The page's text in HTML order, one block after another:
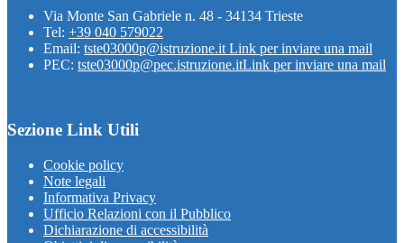
Via Monte San Gabriele n. 48 - 34134 Trieste
Tel: +39 040 579022
Email: tste03000p@istruzione.it Link per inviare una mail
PEC: tste03000p@pec.istruzione.itLink per inviare una mail
Sezione Link Utili
Cookie policy
Note legali
Informativa Privacy
Ufficio Relazioni con il Pubblico
Dichiarazione di accessibilità